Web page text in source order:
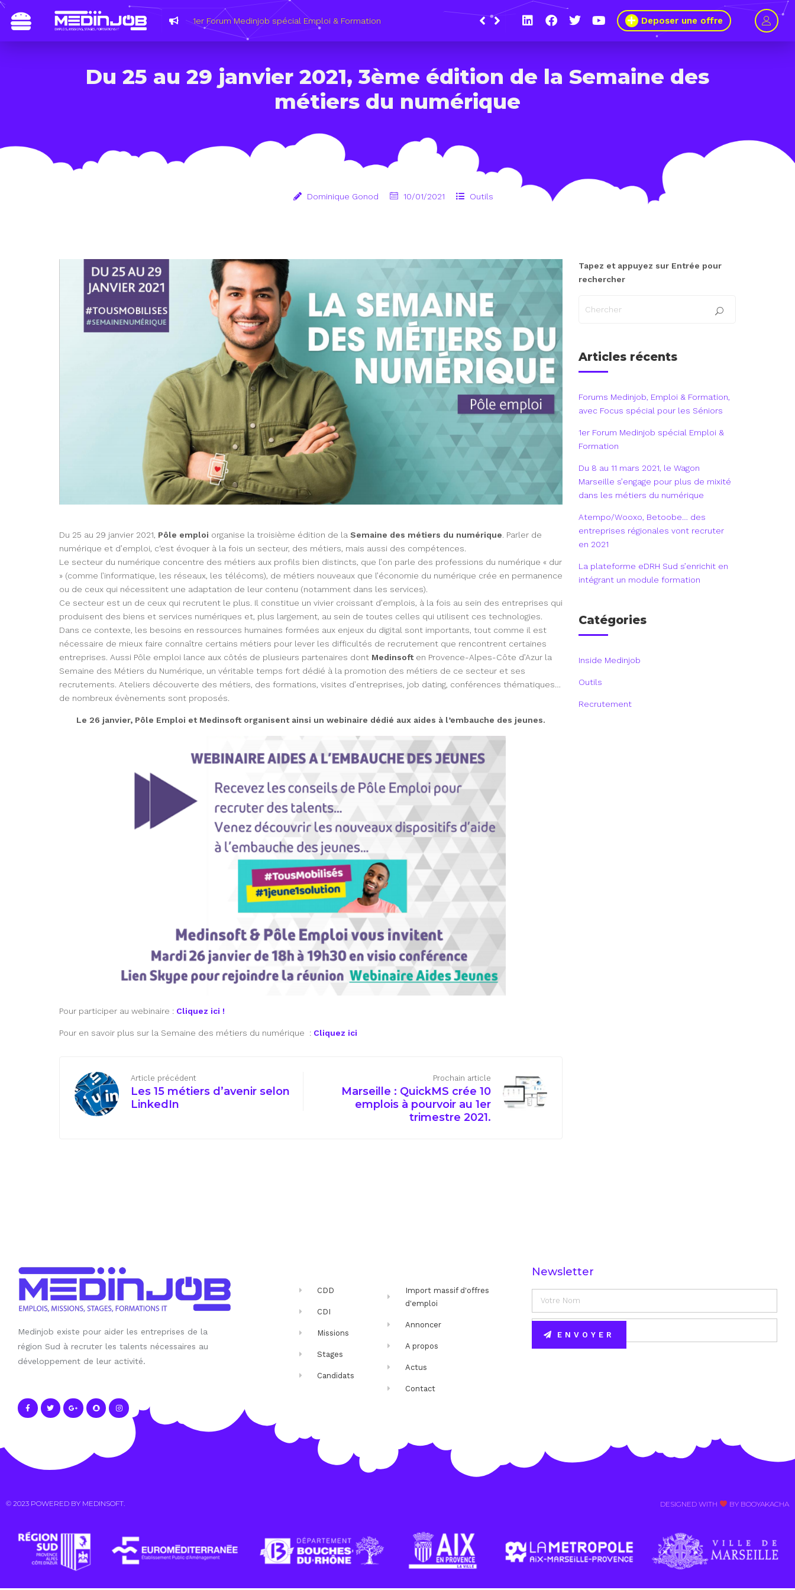
Du 8 au 11 mars 2021, le Wagon Marseille s’engage pour plus de
Deposer une offre
Du 25 au 29 janvier 2021, 3ème édition de la Semaine des
métiers du numérique
Dominique Gonod 10/01/2021 Outils
Du 25 au 29 janvier 2021, Pôle emploi organise la troisième édition de laSemaine des métiers du numérique . Parler de
numérique et d’emploi, c‘est évoquer à la fois un secteur, des métiers, mais aussi des compétences.
Le secteur du numérique concentre des métiers aux profils bien distincts, que l’on parle des professions du numérique « dur
» (comme l’informatique, les réseaux, les télécoms), de métiers nouveaux que l’économie du numérique crée en permanence
ou de ceux qui nécessitent une adaptation de leur contenu (notamment dans les services).
Ce secteur est un de ceux qui recrutent le plus. Il constitue un vivier croissant d’emplois, à la fois au sein des entreprises qui
produisent des biens et services numériques et, plus largement, au sein de toutes celles qui utilisent ces technologies.
Dans ce contexte, les besoins en ressources humaines formées aux enjeux du digital sont importants, tout comme il est
nécessaire de mieux faire connaître certains métiers pour lever les difficultés de recrutement que rencontrent certaines
entreprises. Aussi Pôle emploi lance aux côtés de plusieurs partenaires dont Medinsoften Provence-Alpes-Côte d’Azur la
Semaine des Métiers du Numérique, un véritable temps fort dédié à la promotion des métiers de ce secteur et ses
recrutements. Ateliers découverte des métiers, des formations, visites d’entreprises, job dating, conférences thématiques…
de nombreux évènements sont proposés.
Le 26 janvier, Pôle Emploi et Medinsoft organisent ainsi un webinaire dédié aux aides à l’embauche des jeunes.
Pour participer au webinaire : Cliquez ici !
Pour en savoir plus sur la Semaine des métiers du numérique : Cliquez ici
Article précédent
Les 15 métiers d’avenir selon
LinkedIn
Prochain article
Marseille : QuickMS crée 10
emplois à pourvoir au 1er
trimestre 2021.
Tapez et appuyez sur Entrée pour
rechercher
Articles récents
Forums Medinjob, Emploi & Formation,
avec Focus spécial pour les Séniors
1er Forum Medinjob spécial Emploi &
Formation
Du 8 au 11 mars 2021, le Wagon
Marseille s’engage pour plus de mixité
dans les métiers du numérique
Atempo/Wooxo, Betoobe… des
entreprises régionales vont recruter
en 2021
La plateforme eDRH Sud s’enrichit en
intégrant un module formation
Catégories
Inside Medinjob
Outils
Recrutement
Medinjob existe pour aider les entreprises de la
région Sud à recruter les talents nécessaires au
développement de leur activité.
CDD
CDI
Missions
Stages
Candidats
Import massif d'offres
d'emploi
Annoncer
A propos
Actus
Contact
Newsletter
ENVOYER
© 2023 POWERED BY MEDINSOFT. DESIGNED WITH BY BOOYAKACHA​